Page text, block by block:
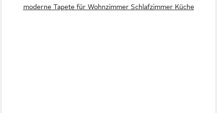
moderne Tapete für Wohnzimmer Schlafzimmer Küche